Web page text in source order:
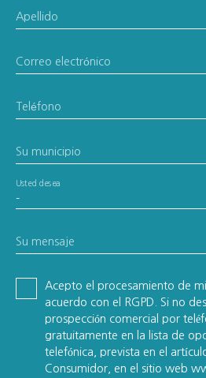
Apellido
Correo electrónico
Teléfono
Su municipio
-
Usted desea
Su mensaje
Acepto el procesamiento de
acuerdo con el RGPD. Si no
prospección comercial por
gratuitamente en la lista de
telefónica, prevista en el
Consumidor, en el sitio web